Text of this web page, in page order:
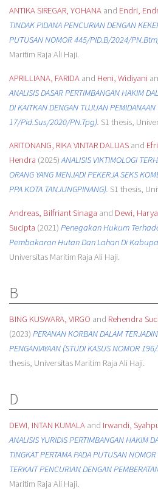
ANTIKA SIREGAR, YOHANAand Endri,
TINDAK PIDANA PENCURIAN DENGAN
PUTUSAN NOMOR 445/PID.B/2024/
Maritim Raja Ali Haji.
APRILLIANA, FARIDA and Heni, Widiyani
ANALISIS DASAR PERTIMBANGAN HAKIM
DI KAITKAN DENGAN TUJUAN
17/Pid.Sus/2020/PN.Tpg). S1 thesis,
ARITONANG, RIKA VINTAR DALUASand
Hendra (2025)ANALISIS VIKTIMOLOGI
ORANG YANG MENJADI PEKERJA SEKS
PPA KOTA TANJUNGPINANG). S1 thesis,
Andreas, Bilfriant Sinaga and Dewi,
Sucipta (2021) Penegakan Hukum
Pembakaran Hutan Dan Lahan Di
Universitas Maritim Raja Ali Haji.
B
BING KUSWARA, VIRGO and Rehendra
(2023) PERANAN KORBAN DALAM
PENGANIAYAAN (STUDI KASUS NOMOR
thesis, Universitas Maritim Raja Ali Haji.
D
DEWI, INTAN KUMALA and Irwandi,
ANALISIS YURIDIS PERTIMBANGAN HAKIM
TINGKAT PERTAMA PADA PUTUSAN
TERKAIT PENCURIAN DENGAN
Maritim Raja Ali Haji.